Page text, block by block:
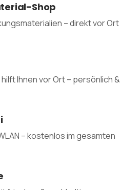
Shop
– direkt vor Ort
Ihnen vor Ort – persönlich &
– kostenlos im gesamten